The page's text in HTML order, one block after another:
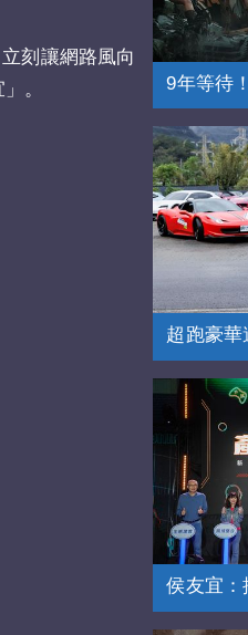
刻讓網路風向
。